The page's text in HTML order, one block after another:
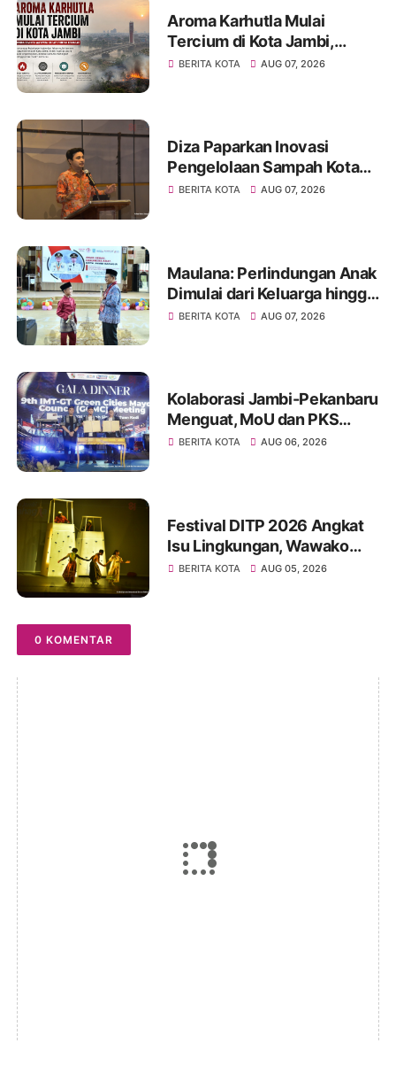
Aroma Karhutla Mulai
Tercium di Kota Jambi,
Warga Diminta Waspada
BERITA KOTA AUG 07, 2026
Diza Paparkan Inovasi
Pengelolaan Sampah Kota
Jambi di Forum UCLG
BERITA KOTA AUG 07, 2026
Maulana: Perlindungan Anak
Dimulai dari Keluarga hingga
Ruang Publik yang Ramah
BERITA KOTA AUG 07, 2026
Kolaborasi Jambi-Pekanbaru
Menguat, MoU dan PKS
Ditandatangani pada Gala
BERITA KOTA AUG 06, 2026
Festival DITP 2026 Angkat
Isu Lingkungan, Wawako
Diza Apresiasi Karya
BERITA KOTA AUG 05, 2026
0 KOMENTAR